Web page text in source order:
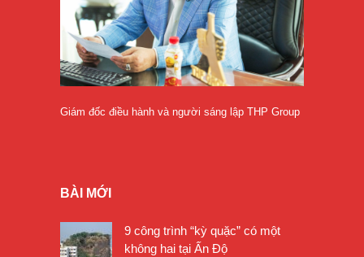
Giám đốc điều hành và người sáng lập THP Group
BÀI MỚI
9 công trình “kỳ quặc” có một
không hai tại Ấn Độ